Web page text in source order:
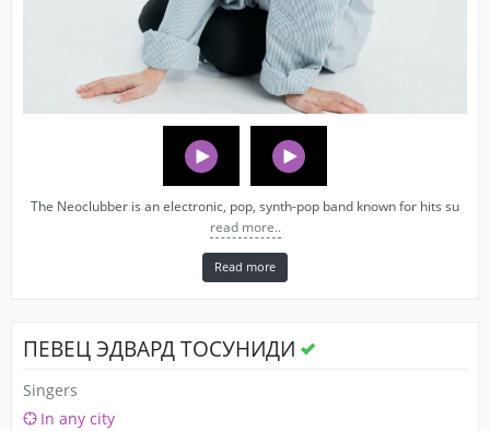
The Neoclubber is an electronic, pop, synth-pop band known for hits su
read more..
Read more
ПЕВЕЦ ЭДВАРД ТОСУНИДИ
Singers
In any city